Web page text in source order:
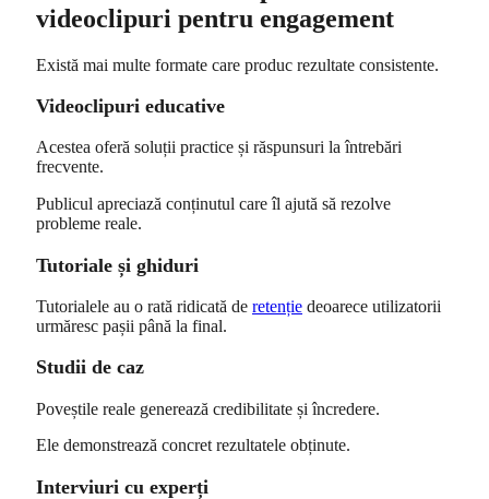
videoclipuri pentru engagement
Există mai multe formate care produc rezultate consistente.
Videoclipuri educative
Acestea oferă soluții practice și răspunsuri la întrebări
frecvente.
Publicul apreciază conținutul care îl ajută să rezolve
probleme reale.
Tutoriale și ghiduri
Tutorialele au o rată ridicată de retenție deoarece utilizatorii
urmăresc pașii până la final.
Studii de caz
Poveștile reale generează credibilitate și încredere.
Ele demonstrează concret rezultatele obținute.
Interviuri cu experți